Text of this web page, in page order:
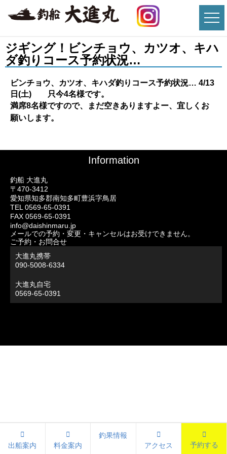
ジギング！ビンチョウ、カツオ、キハ
ダ釣りコース予約状況…
ビンチョウ、カツオ、キハダ釣りコース予約状況… 4/13
日(土) 只今4名様です。
満席8名様ですので、まだ空きありますよー、宜しくお
願いします。
Information
釣船 大進丸
〒470-3412
愛知県知多郡南知多町豊浜字鳥居
TEL 0569-65-0391
FAX 0569-65-0391
info@daishinmaru.jp
メールでの予約・変更・キャンセルはお受けできません。
ご予約・お問合せ
大進丸携帯
090-5008-6334
大進丸自宅
0569-65-0391
出船案内 料金案内
釣果情報
アクセス
予約する